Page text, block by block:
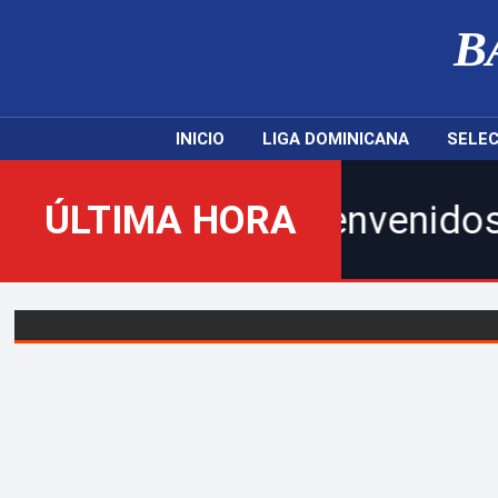
INICIO LIGA DOMINICANA
ÚLTIMA HORA
¡Bienvenidos al